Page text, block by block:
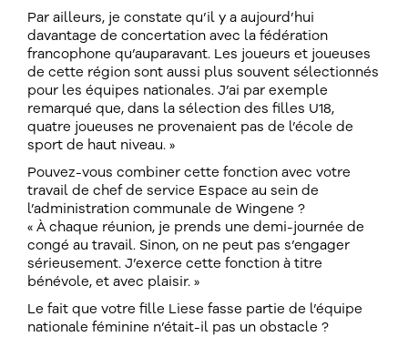
Par ailleurs, je constate qu’il y a aujourd’hui
davantage de concertation avec la fédération
francophone qu’auparavant. Les joueurs et joueuses
de cette région sont aussi plus souvent sélectionnés
pour les équipes nationales. J’ai par exemple
remarqué que, dans la sélection des filles U18,
quatre joueuses ne provenaient pas de l’école de
sport de haut niveau. »
Pouvez-vous combiner cette fonction avec votre
travail de chef de service Espace au sein de
l’administration communale de Wingene ?
« À chaque réunion, je prends une demi-journée de
congé au travail. Sinon, on ne peut pas s’engager
sérieusement. J’exerce cette fonction à titre
bénévole, et avec plaisir. »
Le fait que votre fille Liese fasse partie de l’équipe
nationale féminine n’était-il pas un obstacle ?